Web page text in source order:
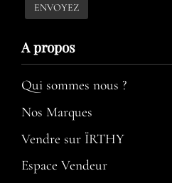
A propos​
Qui sommes nous ?
Nos Marques
Vendre sur ÏRTHY
Espace Vendeur